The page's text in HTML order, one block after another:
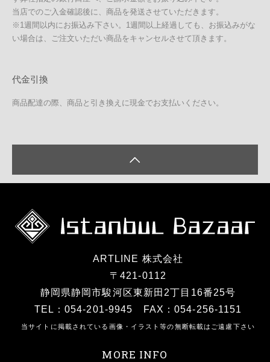
当店でのご入金確認後に、商品を発送させていただきます。
※1週間以内にお振込み下さい。1週間以上経過しても、お振込みがな
い場合は、ご注文いただい商品をキャンセルさせて頂きます。
代金引換
商品配達の際、商品と引き換えに現金でお支払いください。
ARTLINE 株式会社
〒421-0112
静岡県静岡市駿河区東新田2丁目16番25号
TEL：054-201-9945 FAX：054-256-1151
当サイトに掲載されている画像・イラスト等の無断転載はご遠慮下さい
MORE INFO